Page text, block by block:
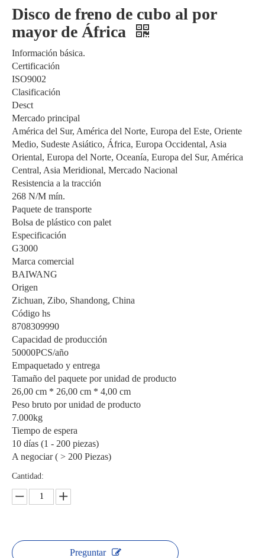
Disco de freno de cubo al por
mayor de África
Información básica.
Certificación
ISO9002
Clasificación
Desct
Mercado principal
América del Sur, América del Norte, Europa del Este, Oriente
Medio, Sudeste Asiático, África, Europa Occidental, Asia
Oriental, Europa del Norte, Oceanía, Europa del Sur, América
Central, Asia Meridional, Mercado Nacional
Resistencia a la tracción
268 N/M mín.
Paquete de transporte
Bolsa de plástico con palet
Especificación
G3000
Marca comercial
BAIWANG
Origen
Zichuan, Zibo, Shandong, China
Código hs
8708309990
Capacidad de producción
50000PCS/año
Empaquetado y entrega
Tamaño del paquete por unidad de producto
26,00 cm * 26,00 cm * 4,00 cm
Peso bruto por unidad de producto
7.000kg
Tiempo de espera
10 días (1 - 200 piezas)
A negociar ( > 200 Piezas)
Cantidad:
Preguntar